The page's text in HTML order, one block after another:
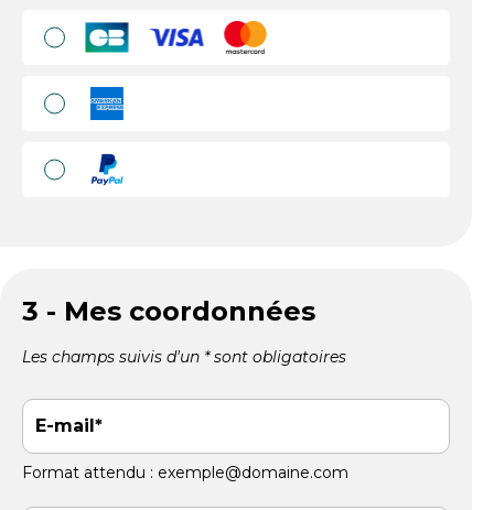
3 - Mes coordonnées
Les champs suivis d'un * sont obligatoires
E-mail
Format attendu : exemple@domaine.com